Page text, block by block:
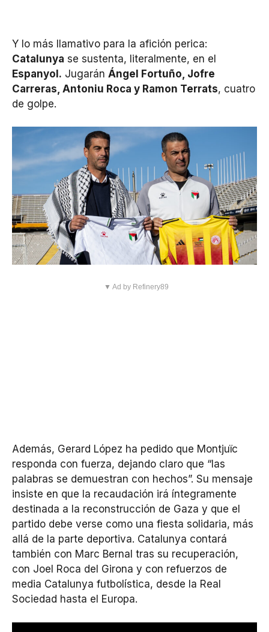
Y lo más llamativo para la afición perica:
Catalunya se sustenta, literalmente, en el
Espanyol. Jugarán Ángel Fortuño, Jofre
Carreras, Antoniu Roca y Ramon Terrats, cuatro
de golpe.
▼ Ad by Refinery89
Además, Gerard López ha pedido que Montjuïc
responda con fuerza, dejando claro que “las
palabras se demuestran con hechos”. Su mensaje
insiste en que la recaudación irá íntegramente
destinada a la reconstrucción de Gaza y que el
partido debe verse como una fiesta solidaria, más
allá de la parte deportiva. Catalunya contará
también con Marc Bernal tras su recuperación,
con Joel Roca del Girona y con refuerzos de
media Catalunya futbolística, desde la Real
Sociedad hasta el Europa.